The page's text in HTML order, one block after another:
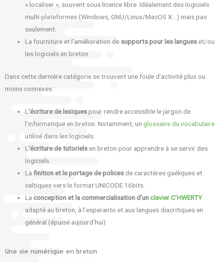
« localiser », souvent sous licence libre. Idéalement des logiciels
multi-plateformes (Windows, GNU/Linux/MacOS X…) mais pas
seulement.
La fourniture et l’amélioration de supports pour les langues et/ou
les logiciels en breton.
Dans cette dernière catégorie se trouvent une foule d’activité plus ou
moins connexes :
L‘écriture de lexiquespour rendre accessible le jargon de
l’informatique en breton. Notamment, unglossaire du vocabulaire
utilisé dans les logiciels.
L‘écriture de tutoriels en breton pour apprendre à se servir des
logiciels.
Lafinition et le portage de polices de caractères gaéliques et
celtiques vers le format UNICODE 16bits.
La conception et la commercialisation d’unclavier C’HWERTY
adapté au breton, à l’esperanto et aux langues diacritiques en
général (épuisé aujourd’hui).
Une vie numérique en breton